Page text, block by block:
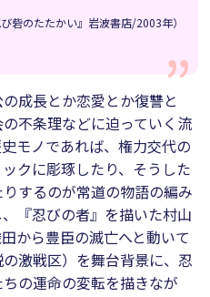
砦のたたかい』岩波書店/2003年）
成長とか恋愛とか復讐と
不条理などに迫っていく流
モノであれば、権力交代の
クに彫琢したり、そうした
するのが常道の物語の編み
『忍びの者』を描いた村山
から豊臣の滅亡へと動いて
激戦区）を舞台背景に、忍
の運命の変転を描きなが